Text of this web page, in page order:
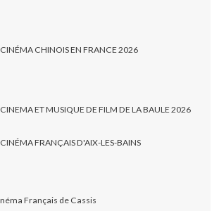
CHINOIS EN FRANCE 2026
ET MUSIQUE DE FILM DE LA BAULE 2026
FRANÇAIS D'AIX-LES-BAINS
Français de Cassis